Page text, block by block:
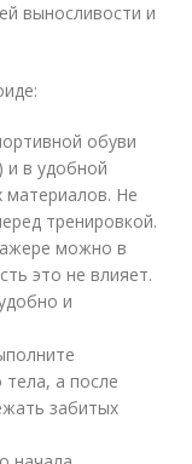
выносливости и
обуви
и в удобной
материалов. Не
тренировкой.
можно в
это не влияет.
и
а после
забитых